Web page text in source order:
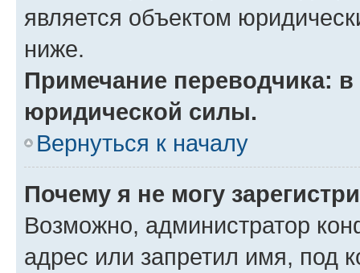
является объектом
ниже.
Примечание переводчика:
юридической силы.
Вернуться к началу
Почему я не могу
Возможно, администратор
адрес или запретил имя, под